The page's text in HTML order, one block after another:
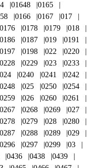
01648
0165
0166 0167
017
0176 0178 0179
018
0186 0187 019
0191
0197 0198 022
0220
0228 0229 023
0233
024 0240 0241
0242
0248 025 0250
0254
0259 026 0260
0261
0267 0268 0269
027
0278 0279 028
0280
0287 0288 0289
029
0296 0297 0299
03
0436 0438
0439